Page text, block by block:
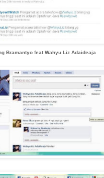
Bramantyo feat Wahyu Liz Adaideaja